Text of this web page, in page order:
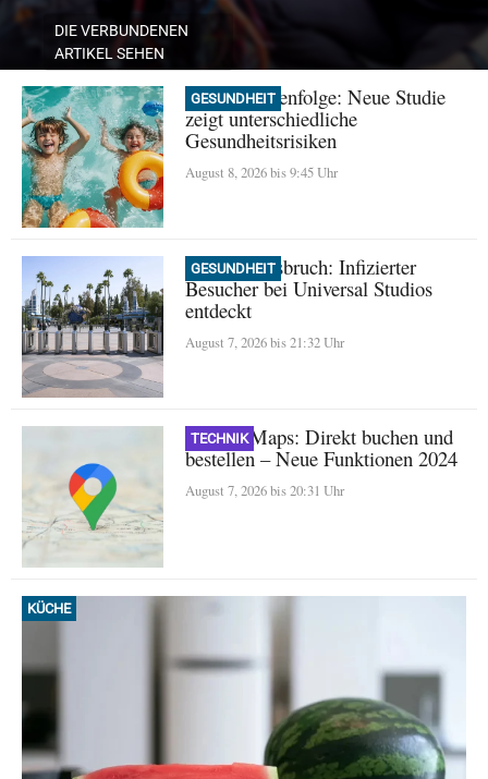
DIE VERBUNDENEN
ARTIKEL SEHEN
GESUNDHEIT
Geburtsreihenfolge: Neue Studie
zeigt unterschiedliche
Gesundheitsrisiken
August 8, 2026 bis 9:45 Uhr
GESUNDHEIT
Masern-Ausbruch: Infizierter
Besucher bei Universal Studios
entdeckt
August 7, 2026 bis 21:32 Uhr
TECHNIK
Google Maps: Direkt buchen und
bestellen – Neue Funktionen 2024
August 7, 2026 bis 20:31 Uhr
KÜCHE